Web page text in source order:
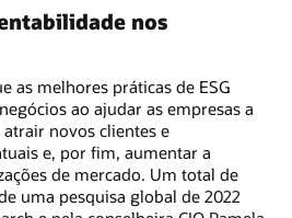
nos
as melhores práticas de ESG
ao ajudar as empresas a
novos clientes e
e, por fim, aumentar a
de mercado. Um total de
uma pesquisa global de 2022